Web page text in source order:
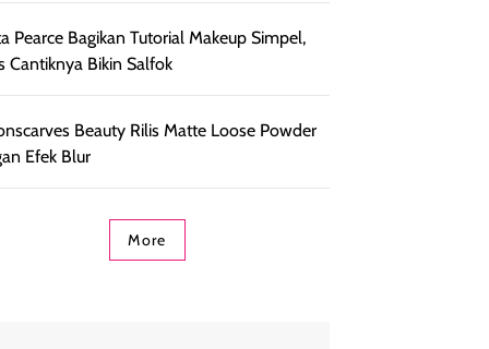
Pearce Bagikan Tutorial Makeup Simpel,
Cantiknya Bikin Salfok
Beauty Rilis Matte Loose Powder
Efek Blur
More